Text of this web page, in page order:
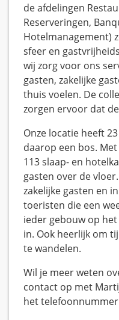
de afdelingen
Reserveringen,
Hotelmanagement)
sfeer en
wij zorg voor ons
gasten, zakelijke
thuis voelen. De
zorgen ervoor dat
Onze locatie heeft
daarop een bos.
113 slaap- en
gasten over de
zakelijke gasten en
toeristen die een
ieder gebouw op
in. Ook heerlijk om
te wandelen.
Wil je meer weten
contact op met
het telefoonnummer